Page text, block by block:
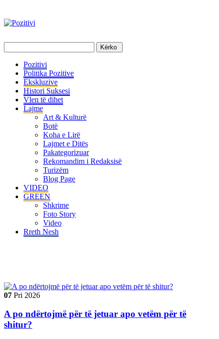
Pozitivi
Politika Pozitive
Ekskluzive
Histori Suksesi
Vlen të dihet
Lajme
Art & Kulturë
Botë
Koha e Lirë
Lajmet e Ditës
Pakategorizuar
Rekomandim i Redaksisë
Turizëm
Blog Page
VIDEO
GREEN
Shkrime
Foto Story
Video
Rreth Nesh
07 Pri 2026
A po ndërtojmë për të jetuar apo vetëm për të
shitur?